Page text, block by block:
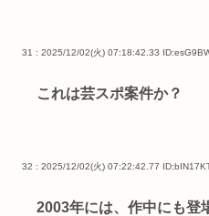
31 : 2025/12/02(火) 07:18:42.33
これは芸スポ案件か？
32 : 2025/12/02(火) 07:22:42.77
2003年には、作中にも登